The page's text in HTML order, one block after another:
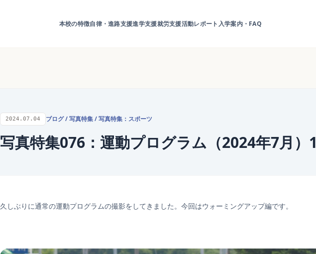
本校の特徴自律・進路支援進学支援就労支援活動レポート 入学案内・FAQ
2024.07.04 ブログ/写真特集/写真特集：スポーツ
写真特集076：運動プログラム（2024年7月）1
久しぶりに通常の運動プログラムの撮影をしてきました。今回はウォーミングアップ編です。